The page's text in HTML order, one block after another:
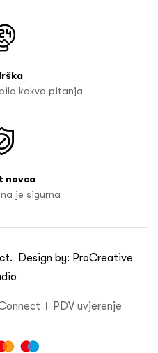
kakva pitanja
novca
je sigurna
. Design by: ProCreative
PDV uvjerenje